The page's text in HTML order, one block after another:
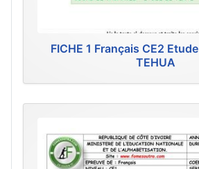
FICHE 1 Français CE2
TEHUA